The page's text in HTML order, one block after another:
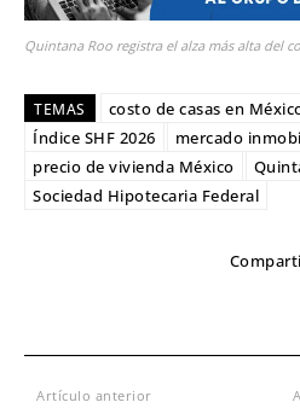
Quintana Roo registra el alza más alta del
TEMAS costo de casas en
Índice SHF 2026
mercado
precio de vivienda México
Sociedad Hipotecaria Federal
Artículo anterior